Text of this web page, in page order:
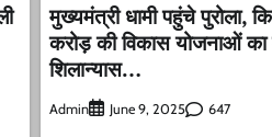
मुख्यमंत्री धामी पहुंचे पुरोला,
करोड़ की विकास योजनाओं का
शिलान्यास…
Admin June 9, 2025 647